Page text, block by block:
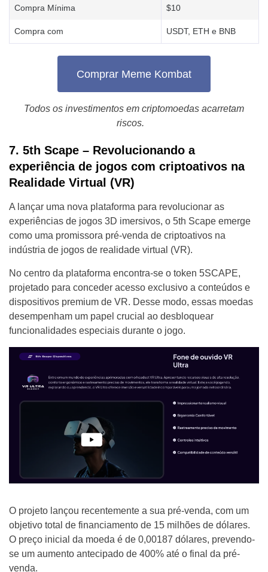
Compra Mínima $10
Compra com USDT, ETH e BNB
Comprar Meme Kombat
Todos os investimentos em criptomoedas acarretam
riscos.
7. 5th Scape – Revolucionando a
еxperiência de jogos com criptoativos na
Realidade Virtual (VR)
A lançar uma nova plataforma para revolucionar as
experiências de jogos 3D imersivos, o 5th Scape emerge
como uma promissora pré-venda de criptoativos na
indústria de jogos de realidade virtual (VR).
No centro da plataforma encontra-se o token 5SCAPE,
projetado para conceder acesso exclusivo a conteúdos e
dispositivos premium de VR. Desse modo, essas moedas
desempenham um papel crucial ao desbloquear
funcionalidades especiais durante o jogo.
O projeto lançou recentemente a sua pré-venda, com um
objetivo total de financiamento de 15 milhões de dólares.
O preço inicial da moeda é de 0,00187 dólares, prevendo-
se um aumento antecipado de 400% até o final da pré-
venda.